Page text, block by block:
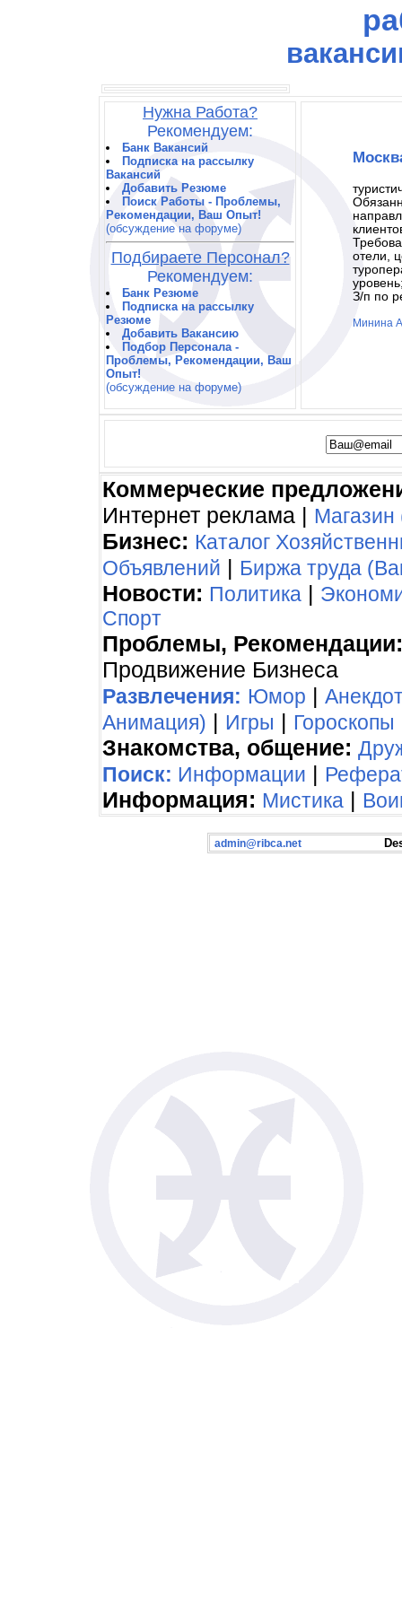
Нужна Работа?
Рекомендуем:
Банк Вакансий
Подписка на рассылку
Вакансий
Добавить Резюме
Поиск Работы - Проблемы,
Рекомендации, Ваш Опыт!
(обсуждение на форуме)
Подбираете Персонал?
Рекомендуем:
Банк Резюме
Подписка на рассылку
Резюме
Добавить Вакансию
Подбор Персонала -
Проблемы, Рекомендации, Ваш
Опыт!
(обсуждение на форуме)
отели,
З/п по
Минина
Коммерческие
Интернет реклама | Магазин
Бизнес: Каталог
Объявлений | Биржа труда
Новости: Политика |
Спорт
Проблемы, Рекомендации:
Продвижение Бизнеса
Развлечения: Юмор |
Анимация) | Игры | Гороскопы
Знакомства, общение:
Поиск: Информации |
Информация: Мистика |
admin@ribca.net